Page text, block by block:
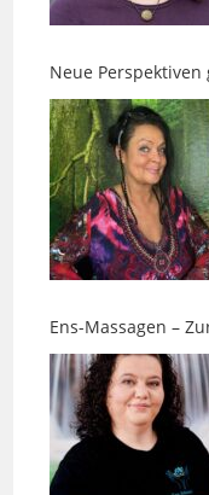
Neue Perspektiven
Ens-Massagen –